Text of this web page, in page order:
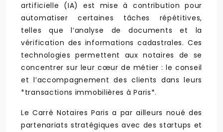
artificielle (IA) est mise à contribution pour
automatiser certaines tâches répétitives,
telles que l’analyse de documents et la
vérification des informations cadastrales. Ces
technologies permettent aux notaires de se
concentrer sur leur cœur de métier : le conseil
et l’accompagnement des clients dans leurs
*transactions immobilières à Paris*.
Le Carré Notaires Paris a par ailleurs noué des
partenariats stratégiques avec des startups et